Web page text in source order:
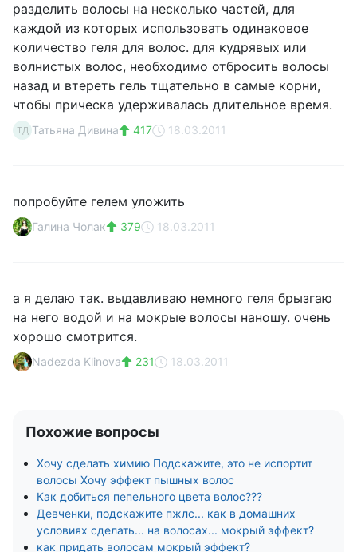
разделить волосы на несколько частей, для
каждой из которых использовать одинаковое
количество геля для волос. для кудрявых или
волнистых волос, необходимо отбросить волосы
назад и втереть гель тщательно в самые корни,
чтобы прическа удерживалась длительное время.
ТД Татьяна Дивина 417 18.03.2011
попробуйте гелем уложить
Галина Чолак 379 18.03.2011
а я делаю так. выдавливаю немного геля брызгаю
на него водой и на мокрые волосы наношу. очень
хорошо смотрится.
Nadezda Klinova 231 18.03.2011
Похожие вопросы
Хочу сделать химию Подскажите, это не испортит
волосы Хочу эффект пышных волос
Как добиться пепельного цвета волос???
Девченки, подскажите пжлс... как в домашних
условиях сделать... на волосах... мокрый эффект?
как придать волосам мокрый эффект?